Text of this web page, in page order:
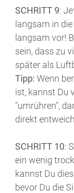
SCHRITT 9:
langsam in
langsam vor!
sein, dass zu
später als
Tipp: Wenn
ist, kannst Du
"umrühren",
direkt
SCHRITT 10:
ein wenig
kannst Du
bevor Du die